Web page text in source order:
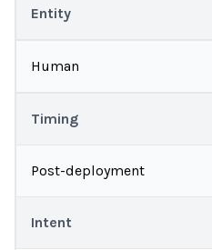
Entity
Human
Timing
Post-deployment
Intent